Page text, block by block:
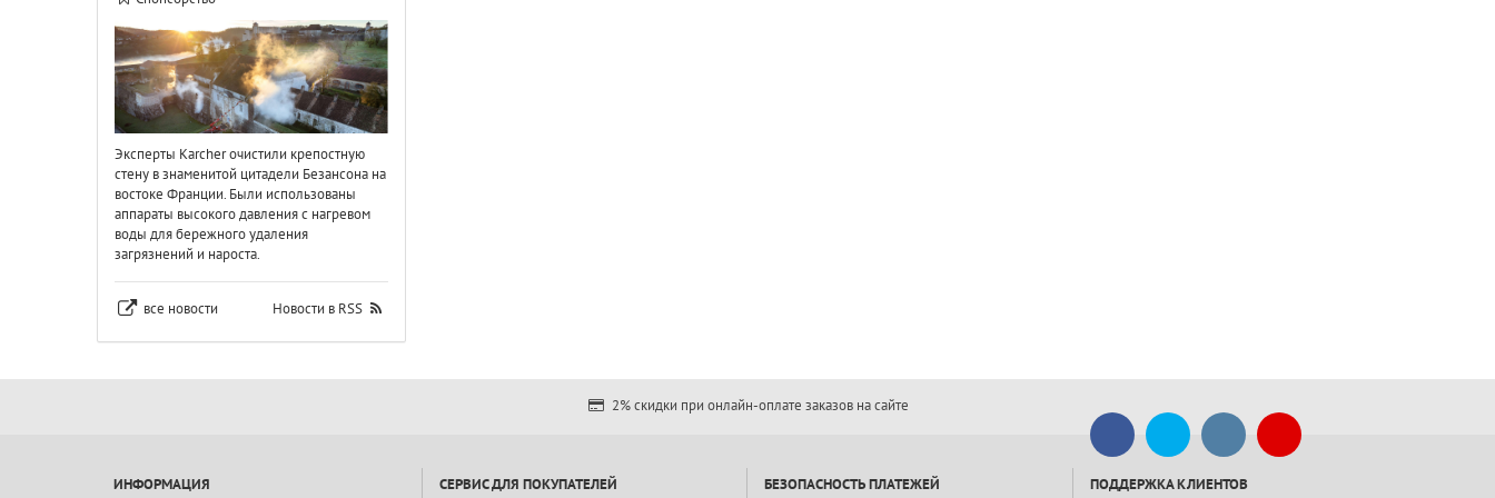
Эксперты Karcher очистили крепостную
стену в знаменитой цитадели Безансона на
востоке Франции. Были использованы
аппараты высокого давления с нагревом
воды для бережного удаления
загрязнений и нароста.
все новости Новости в RSS
2% скидки при онлайн-оплате заказов на сайте
ИНФОРМАЦИЯ СЕРВИС ДЛЯ ПОКУПАТЕЛЕЙ БЕЗОПАСНОСТЬ ПЛАТЕЖЕЙ ПОДДЕРЖКА КЛИЕНТОВ